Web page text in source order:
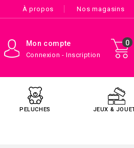
À propos Nos magasins
0
Mon compte
Connexion - Inscription
PELUCHES JEUX &